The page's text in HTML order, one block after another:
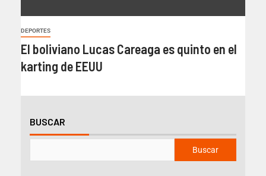
DEPORTES
El boliviano Lucas Careaga es quinto en el
karting de EEUU
BUSCAR
Buscar